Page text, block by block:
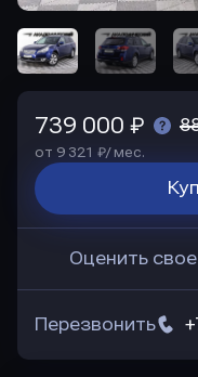
739 000 ₽
от 9 321 ₽/ мес.
Оценить
Перезвонить